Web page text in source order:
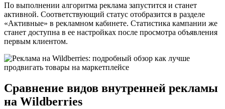
По выполнении алгоритма реклама запустится и станет
активной. Соответствующий статус отобразится в разделе
«Активные» в рекламном кабинете. Статистика кампании же
станет доступна в ее настройках после просмотра объявления
первым клиентом.
Сравнение видов внутренней рекламы
на Wildberries